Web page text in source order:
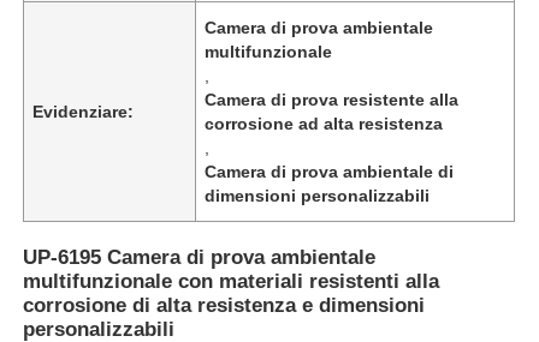
Evidenziare:
Camera di prova ambientale
multifunzionale
Camera di prova resistente alla
corrosione ad alta resistenza
Camera di prova ambientale di
dimensioni personalizzabili
UP-6195 Camera di prova ambientale
multifunzionale con materiali resistenti alla
corrosione di alta resistenza e dimensioni
personalizzabili